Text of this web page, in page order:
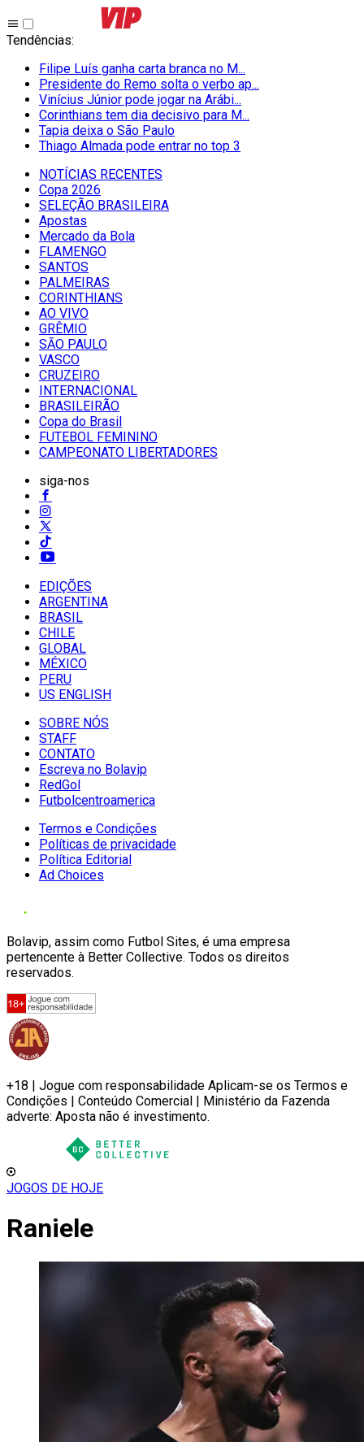
Tendências:
Filipe Luís ganha carta branca no M...
Presidente do Remo solta o verbo ap...
Vinícius Júnior pode jogar na Arábi...
Corinthians tem dia decisivo para M...
Tapia deixa o São Paulo
Thiago Almada pode entrar no top 3
NOTÍCIAS RECENTES
Copa 2026
SELEÇÃO BRASILEIRA
Apostas
Mercado da Bola
FLAMENGO
SANTOS
PALMEIRAS
CORINTHIANS
AO VIVO
GRÊMIO
SĀO PAULO
VASCO
CRUZEIRO
INTERNACIONAL
BRASILEIRÃO
Copa do Brasil
FUTEBOL FEMININO
CAMPEONATO LIBERTADORES
siga-nos
EDIÇÕES
ARGENTINA
BRASIL
CHILE
GLOBAL
MÉXICO
PERU
US ENGLISH
SOBRE NÓS
STAFF
CONTATO
Escreva no Bolavip
RedGol
Futbolcentroamerica
Termos e Condições
Políticas de privacidade
Política Editorial
Ad Choices
Bolavip, assim como Futbol Sites, é uma empresa
pertencente à Better Collective. Todos os direitos
reservados.
+18 | Jogue com responsabilidade Aplicam-se os Termos e
Condições | Conteúdo Comercial | Ministério da Fazenda
adverte: Aposta não é investimento.
JOGOS DE HOJE
Raniele